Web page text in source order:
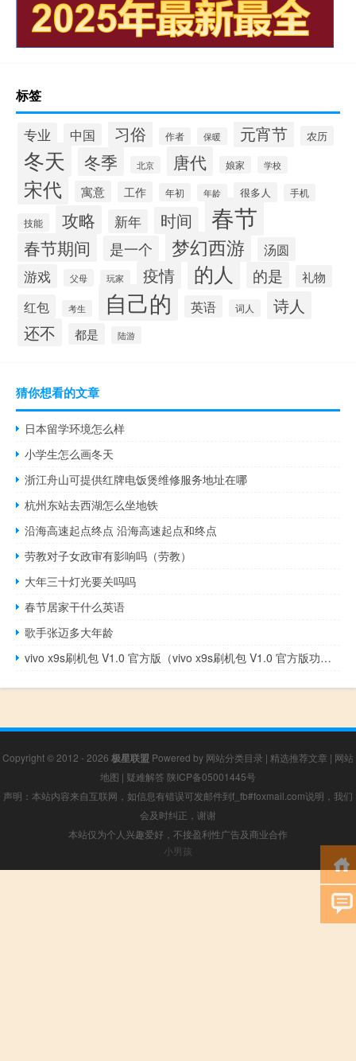
标签
专业 中国 习俗 作者 保暖 元宵节 农历
冬天 冬季 北京 唐代 娘家 学校
宋代 寓意 工作 年初 年龄 很多人 手机
技能 攻略 新年 时间 春节
春节期间 是一个 梦幻西游
汤圆
游戏
父母 玩家 疫情 的人 的是 礼物
红包 考生 自己的 英语 词人
诗人
还不
都是 陆游
猜你想看的文章
日本留学环境怎么样
小学生怎么画冬天
浙江舟山可提供红牌电饭煲维修服务地址在哪
杭州东站去西湖怎么坐地铁
沿海高速起点终点 沿海高速起点和终点
劳教对子女政审有影响吗（劳教）
大年三十灯光要关吗吗
春节居家干什么英语
歌手张迈多大年龄
vivo x9s刷机包 V1.0 官方版（vivo x9s刷机包 V1.0 官方版功能简介）
Copyright © 2012 - 2026 极星联盟 Powered by 网站分类目录 | 精选推荐文章 | 网站
地图 | 疑难解答 陕ICP备05001445号
声明：本站内容来自互联网，如信息有错误可发邮件到f_fb#foxmail.com说明，我们
会及时纠正，谢谢
本站仅为个人兴趣爱好，不接盈利性广告及商业合作
小男孩